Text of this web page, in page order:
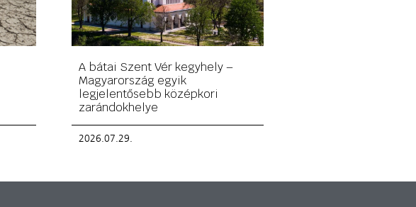
A bátai Szent Vér kegyhely –
Magyarország egyik
legjelentősebb középkori
zarándokhelye
2026.07.29.